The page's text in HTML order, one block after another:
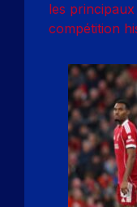
les
compétition